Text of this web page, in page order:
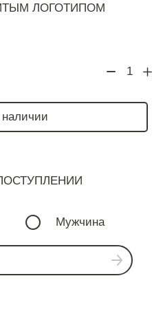
ЛОГОТИПОМ
1
наличии
Мужчина